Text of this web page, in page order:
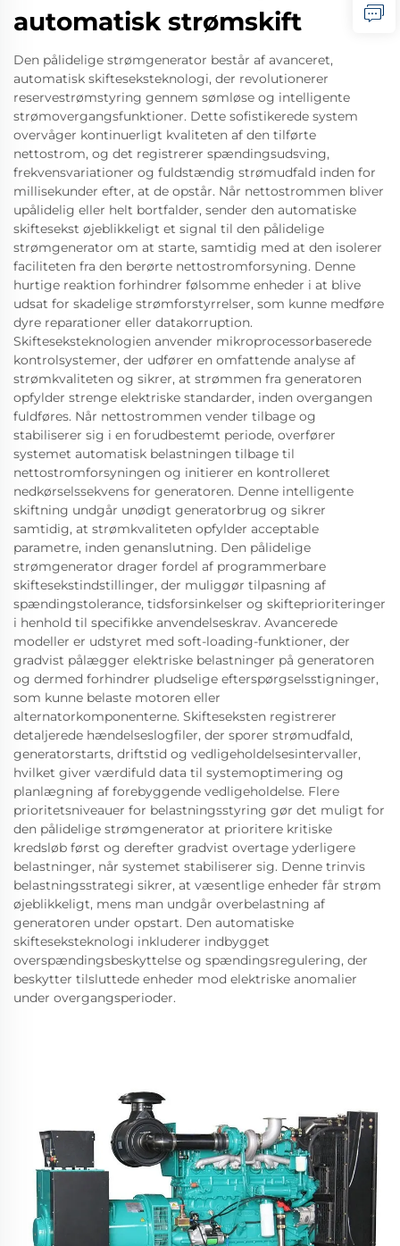
automatisk strømskift
Den pålidelige strømgenerator består af avanceret,
automatisk skifteseksteknologi, der revolutionerer
reservestrømstyring gennem sømløse og intelligente
strømovergangsfunktioner. Dette sofistikerede system
overvåger kontinuerligt kvaliteten af den tilførte
nettostrom, og det registrerer spændingsudsving,
frekvensvariationer og fuldstændig strømudfald inden for
millisekunder efter, at de opstår. Når nettostrommen bliver
upålidelig eller helt bortfalder, sender den automatiske
skiftesekst øjeblikkeligt et signal til den pålidelige
strømgenerator om at starte, samtidig med at den isolerer
faciliteten fra den berørte nettostromforsyning. Denne
hurtige reaktion forhindrer følsomme enheder i at blive
udsat for skadelige strømforstyrrelser, som kunne medføre
dyre reparationer eller datakorruption.
Skifteseksteknologien anvender mikroprocessorbaserede
kontrolsystemer, der udfører en omfattende analyse af
strømkvaliteten og sikrer, at strømmen fra generatoren
opfylder strenge elektriske standarder, inden overgangen
fuldføres. Når nettostrommen vender tilbage og
stabiliserer sig i en forudbestemt periode, overfører
systemet automatisk belastningen tilbage til
nettostromforsyningen og initierer en kontrolleret
nedkørselssekvens for generatoren. Denne intelligente
skiftning undgår unødigt generatorbrug og sikrer
samtidig, at strømkvaliteten opfylder acceptable
parametre, inden genanslutning. Den pålidelige
strømgenerator drager fordel af programmerbare
skiftesekstindstillinger, der muliggør tilpasning af
spændingstolerance, tidsforsinkelser og skifteprioriteringer
i henhold til specifikke anvendelseskrav. Avancerede
modeller er udstyret med soft-loading-funktioner, der
gradvist pålægger elektriske belastninger på generatoren
og dermed forhindrer pludselige efterspørgselsstigninger,
som kunne belaste motoren eller
alternatorkomponenterne. Skifteseksten registrerer
detaljerede hændelseslogfiler, der sporer strømudfald,
generatorstarts, driftstid og vedligeholdelsesintervaller,
hvilket giver værdifuld data til systemoptimering og
planlægning af forebyggende vedligeholdelse. Flere
prioritetsniveauer for belastningsstyring gør det muligt for
den pålidelige strømgenerator at prioritere kritiske
kredsløb først og derefter gradvist overtage yderligere
belastninger, når systemet stabiliserer sig. Denne trinvis
belastningsstrategi sikrer, at væsentlige enheder får strøm
øjeblikkeligt, mens man undgår overbelastning af
generatoren under opstart. Den automatiske
skifteseksteknologi inkluderer indbygget
overspændingsbeskyttelse og spændingsregulering, der
beskytter tilsluttede enheder mod elektriske anomalier
under overgangsperioder.